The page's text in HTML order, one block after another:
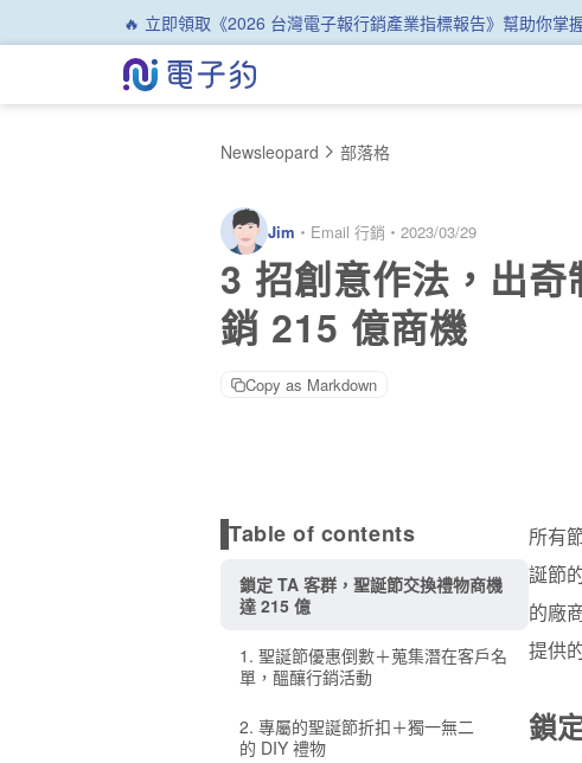
🔥 立即領取《2026 台灣電子報行銷產業指標報告》幫助你掌
Newsleopard 部落格
Jim ・ Email 行銷 ・ 2023/03/29
3 招創意作法，出
銷 215 億商機
Copy as Markdown
Table of contents
鎖定 TA 客群，聖誕節交換禮物商機
達 215 億
1. 聖誕節優惠倒數＋蒐集潛在客戶名
單，醞釀行銷活動
2. 專屬的聖誕節折扣＋獨一無二
的 DIY 禮物
所有
誕節
的廠
提供
鎖